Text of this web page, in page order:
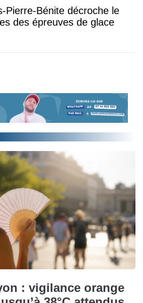
Pierre-Bénite décroche le
des épreuves de glace
: vigilance orange